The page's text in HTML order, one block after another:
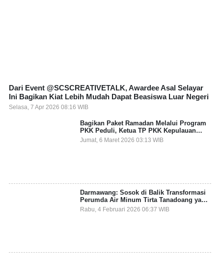
Dari Event @SCSCREATIVETALK, Awardee Asal Selayar
Ini Bagikan Kiat Lebih Mudah Dapat Beasiswa Luar Negeri
Selasa, 7 Apr 2026 08:16 WIB
Bagikan Paket Ramadan Melalui Program
PKK Peduli, Ketua TP PKK Kepulauan
Selayar: Puasa Adalah Ajang Melatih
Kepekaan Sosial
Jumat, 6 Maret 2026 03:13 WIB
Darmawang: Sosok di Balik Transformasi
Perumda Air Minum Tirta Tanadoang yang
Makin Inovatif
Rabu, 4 Februari 2026 06:37 WIB